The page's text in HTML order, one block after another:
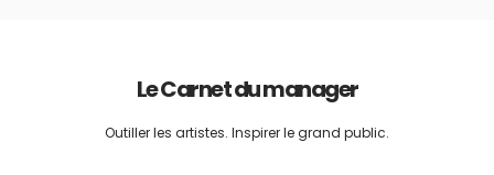
Le Carnet du manager
Outiller les artistes. Inspirer le grand public.